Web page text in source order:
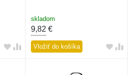
skladom
9,82 €
Vložiť do košíka